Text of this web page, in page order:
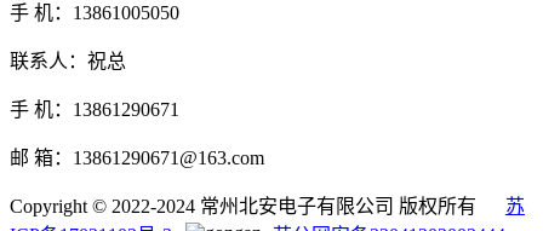
手 机：13861005050
联系人：祝总
手 机：13861290671
邮 箱：13861290671@163.com
Copyright © 2022-2024 常州北安电子有限公司 版权所有 苏